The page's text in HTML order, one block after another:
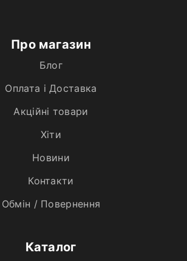
Про магазин
Блог
Оплата і Доставка
Акційні товари
Хiти
Новини
Контакти
Обмін / Повернення
Каталог